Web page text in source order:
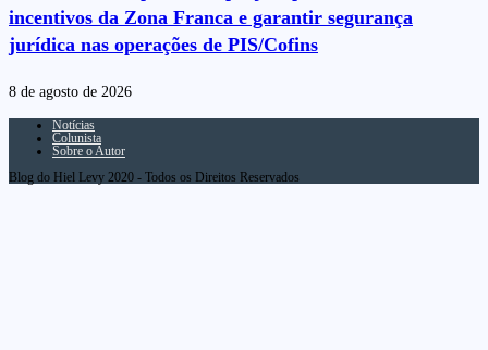
incentivos da Zona Franca e garantir segurança
jurídica nas operações de PIS/Cofins
8 de agosto de 2026
Notícias
Colunista
Sobre o Autor
Blog do Hiel Levy 2020 - Todos os Direitos Reservados